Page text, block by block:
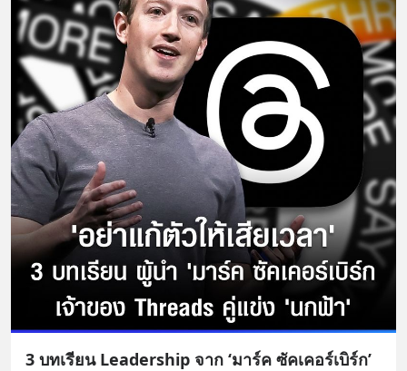
3 บทเรียน Leadership จาก ‘มาร์ค ซัคเคอร์เบิร์ก’